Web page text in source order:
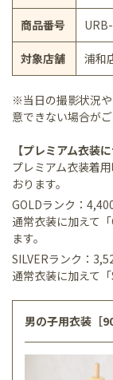
商品番号
対象店舗 浦和
※当日の撮影状況
意できない場合がご
【プレミアム衣装に
プレミアム衣装着
おります。
GOLDランク：
通常衣装に加えて
ます。
SILVERランク：
通常衣装に加えて
男の子用衣装［